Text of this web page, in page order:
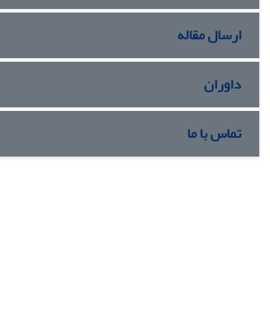
ارسال مقاله
داوران
تماس با ما